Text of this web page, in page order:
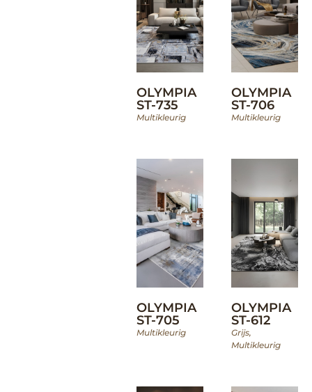
OLYMPIA
ST-735
Multikleurig
OLYMPIA
ST-706
Multikleurig
OLYMPIA
ST-705
Multikleurig
OLYMPIA
ST-612
Grijs,
Multikleurig